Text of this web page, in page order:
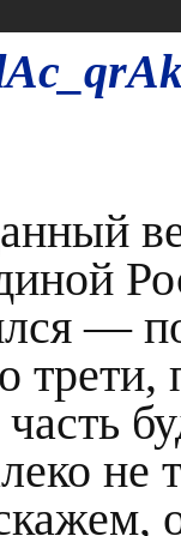
—
трети,
часть
не